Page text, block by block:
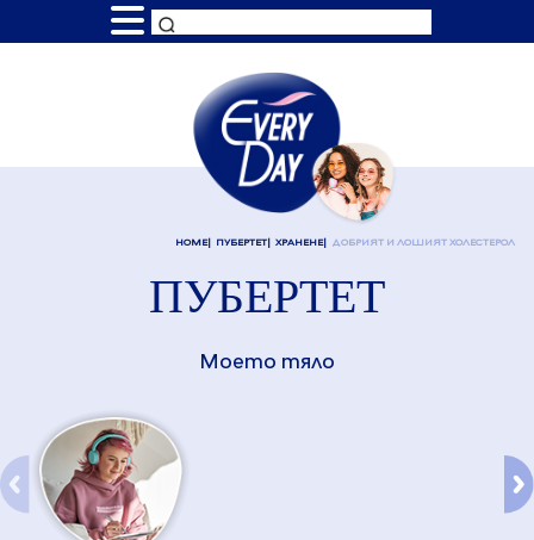
HOME ПУБЕРТЕТ ХРАНЕНЕ ДОБРИЯТ И ЛОШИЯТ ХОЛЕСТЕРОЛ
ПУБЕРТЕТ
Моето тяло